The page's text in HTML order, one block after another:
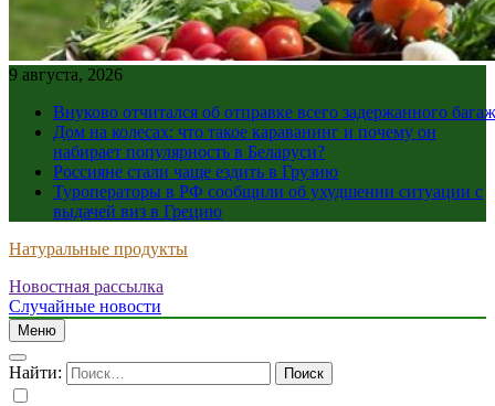
9 августа, 2026
Внуково отчитался об отправке всего задержанного
Дом на колесах: что такое караванинг и почему он
набирает популярность в Беларуси?
Россияне стали чаще ездить в Грузию
Туроператоры в РФ сообщили об ухудшении ситуации с
выдачей виз в Грецию
Натуральные продукты
Новостная рассылка
Случайные новости
Меню
Найти: